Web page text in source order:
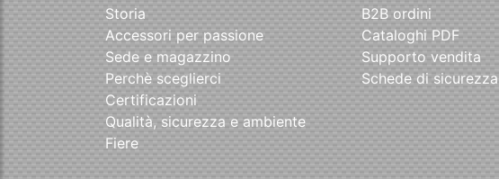
Storia
Accessori per passione
Sede e magazzino
Perchè sceglierci
Certificazioni
Qualità, sicurezza e ambiente
Fiere
B2B ordini
Cataloghi PDF
Supporto vendita
Schede di sicurezza